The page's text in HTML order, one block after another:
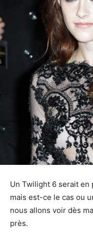
Un Twilight 6 serait en
mais est-ce le cas ou
nous allons voir dès
près.